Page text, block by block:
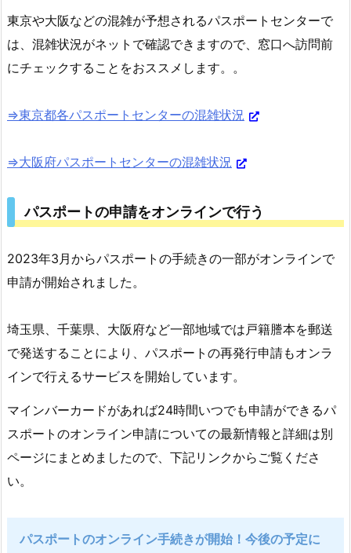
ト
を
紛
盗
に
た
の
手
と
必
要
書
類
っ
ス
東京や大阪などの混雑が予想されるパスポートセンターで
は、混雑状況がネットで確認できますので、窓口へ訪問前
にチェックすることをおススメします。。
⇒東京都各パスポートセンターの混雑状況
⇒大阪府パスポートセンターの混雑状況
パスポートの申請をオンラインで行う
2023年3月からパスポートの手続きの一部がオンラインで
申請が開始されました。
埼玉県、千葉県、大阪府など一部地域では戸籍謄本を郵送
で発送することにより、パスポートの再発行申請もオンラ
インで行えるサービスを開始しています。
マインバーカードがあれば24時間いつでも申請ができるパ
スポートのオンライン申請についての最新情報と詳細は別
ページにまとめましたので、下記リンクからご覧くださ
い。
パスポートのオンライン手続きが開始！今後の予定に